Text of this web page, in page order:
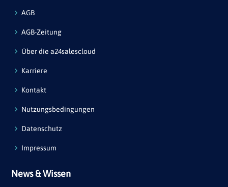
AGB
AGB-Zeitung
Über die a24salescloud
Karriere
Kontakt
Nutzungsbedingungen
Datenschutz
Impressum
News & Wissen